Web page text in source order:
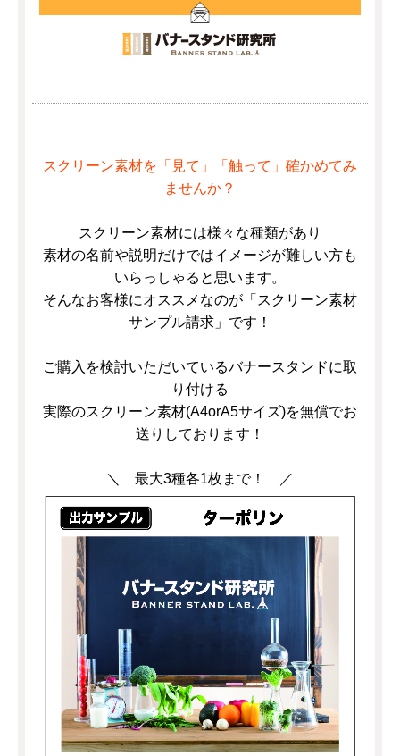
スクリーン素材を「見て」「触って」確かめてみ
ませんか？
スクリーン素材には様々な種類があり
素材の名前や説明だけではイメージが難しい方も
いらっしゃると思います。
そんなお客様にオススメなのが「スクリーン素材
サンプル請求」です！
ご購入を検討いただいているバナースタンドに取
り付ける
実際のスクリーン素材(A4orA5サイズ)を無償でお
送りしております！
＼ 最大3種各1枚まで！ ／